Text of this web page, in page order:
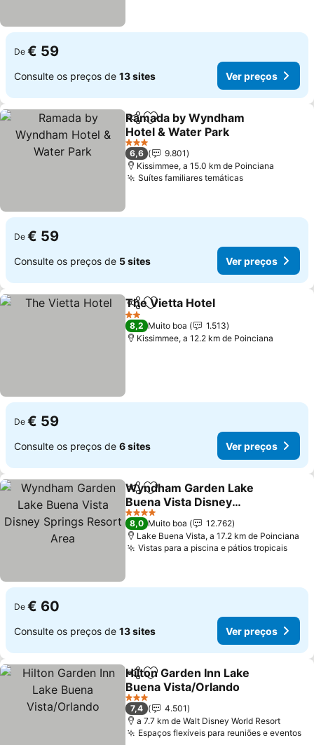
De € 59
Consulte os preços de 13 sites Ver preços
PartilharAdicionar aos favoritos
Ramada by Wyndham
Hotel & Water Park
Ver preços
3 Estrelas
6,6
9.801
Kissimmee, a 15.0 km de Poinciana
Suítes familiares temáticasVer preços
De € 59
Consulte os preços de 5 sites Ver preços
PartilharAdicionar aos favoritos
The Vietta Hotel
2 Estrelas
8,2 Muito boa
1.513
Kissimmee, a 12.2 km de Poinciana
De € 59
Consulte os preços de 6 sites Ver preços
PartilharAdicionar aos favoritos
Wyndham Garden Lake
Buena Vista Disney
Springs Resort Area
Ver preços
4 Estrelas
8,0 Muito boa
12.762
Lake Buena Vista, a 17.2 km de Poinciana
Vistas para a piscina e pátios tropicaisVer
De € 60
Consulte os preços de 13 sites Ver preços
PartilharAdicionar aos favoritos
Hilton Garden Inn Lake
Buena Vista/Orlando
Ver preços
3 Estrelas
7,4
4.501
a 7.7 km de Walt Disney World Resort
Espaços flexíveis para reuniões e eventos